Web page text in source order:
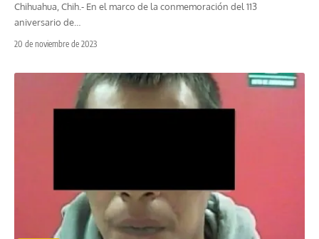
Chihuahua, Chih.- En el marco de la conmemoración del 113
aniversario de…
20 de noviembre de 2023